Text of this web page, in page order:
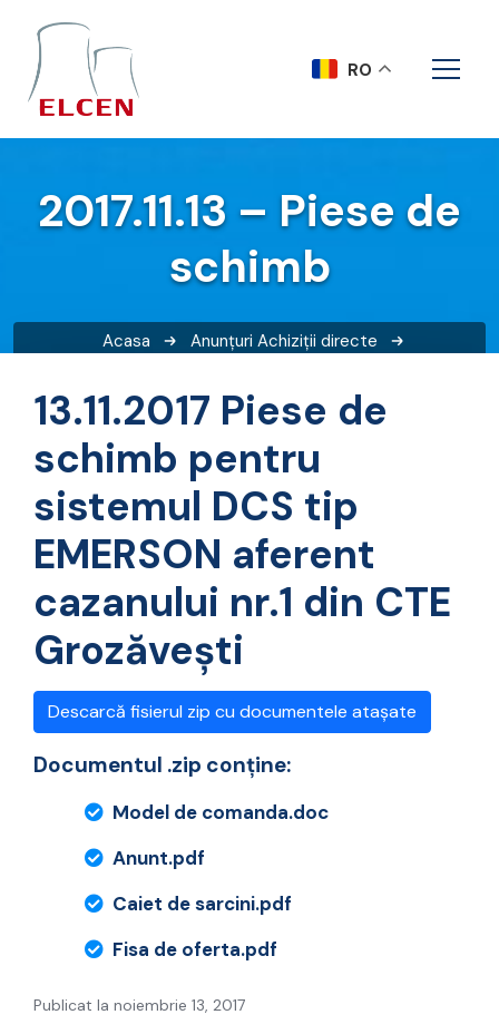
2017.11.13 – Piese de
schimb
Acasa Anunțuri Achiziții directe
13.11.2017 Piese de
schimb pentru
sistemul DCS tip
EMERSON aferent
cazanului nr.1 din CTE
Grozăvești
Descarcă fisierul zip cu documentele atașate
Documentul .zip conține:
Model de comanda.doc
Anunt.pdf
Caiet de sarcini.pdf
Fisa de oferta.pdf
Publicat la noiembrie 13, 2017
RO